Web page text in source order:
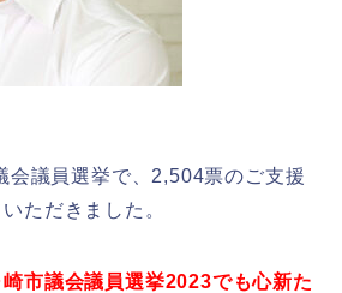
会議員選挙で、2,504票のご支援
ただきました。
崎市議会議員選挙2023でも心新た